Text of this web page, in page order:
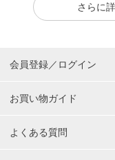
さらに
会員登録／ログイン
お買い物ガイド
よくある質問